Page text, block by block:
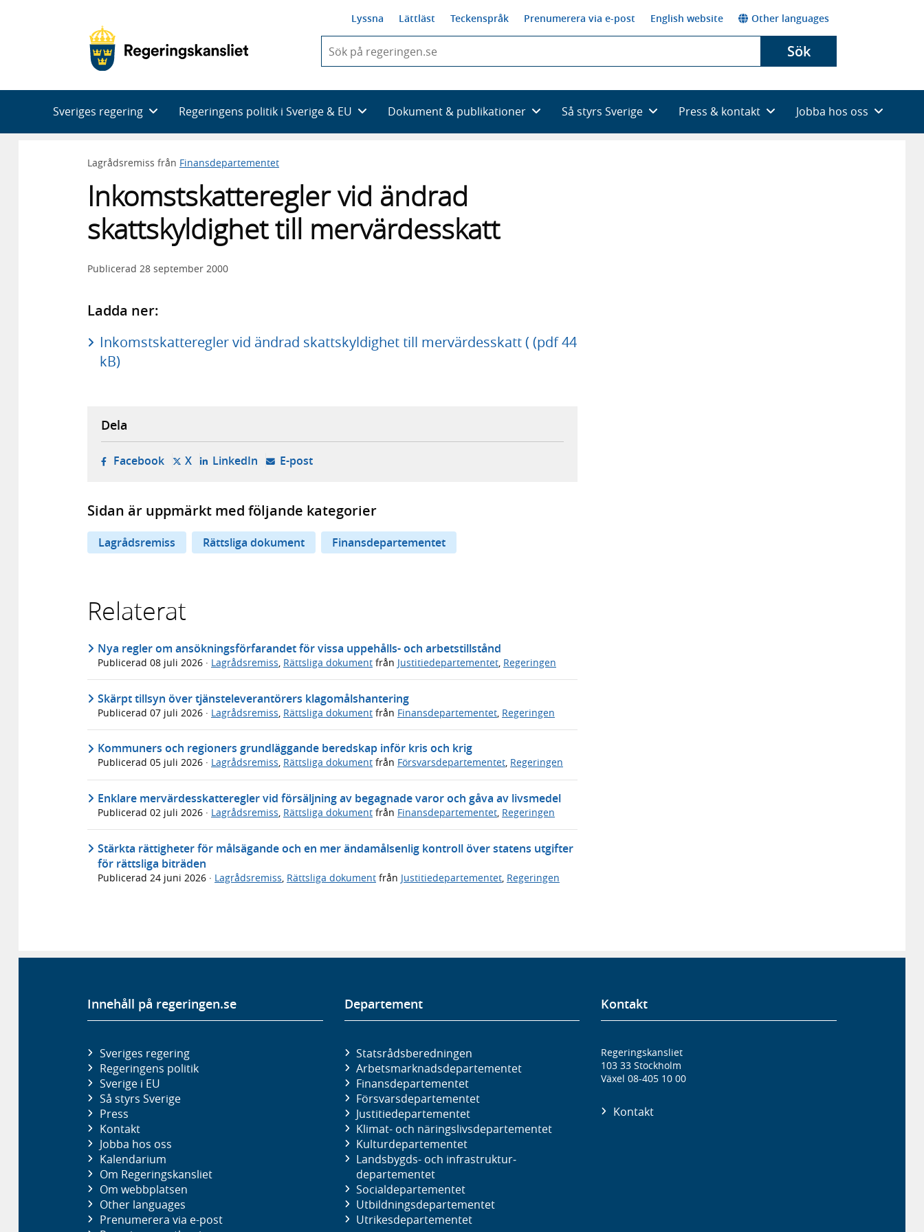
Lyssna Lättläst Teckenspråk Prenumerera via e-post English website Other languages
du
skriva
framträder
en
Sök
Sveriges regering Regeringens politik i Sverige & EU Dokument & publikationer Så styrs Sverige Press & kontakt Jobba hos oss
Lagrådsremiss från Finansdepartementet
Inkomstskatteregler vid ändrad
skattskyldighet till mervärdesskatt
Publicerad 28 september 2000
Ladda ner:
Inkomstskatteregler vid ändrad skattskyldighet till mervärdesskatt ( (pdf 44
kB)
Dela
Facebook- öppnas i ny flik, extern webbplats,
X- öppnas i ny flik, extern webbplats,
LinkedIn- öppnas i ny flik, extern webbplats,
E-post- öppnar din e-postklient,
Sidan är uppmärkt med följande kategorier
Lagrådsremiss Rättsliga dokument Finansdepartementet
Relaterat
Nya regler om ansökningsförfarandet för vissa uppehålls- och arbetstillstånd
Publicerad 08 juli 2026 · Lagrådsremiss, Rättsliga dokument från Justitiedepartementet, Regeringen
Skärpt tillsyn över tjänsteleverantörers klagomålshantering
Publicerad 07 juli 2026 · Lagrådsremiss Rättsliga dokument från Finansdepartementet Regeringen
Kommuners och regioners grundläggande beredskap inför kris och krig
Publicerad 05 juli 2026 · Lagrådsremiss, Rättsliga dokument från Försvarsdepartementet, Regeringen
Enklare mervärdesskatteregler vid försäljning av begagnade varor och gåva av livsmedel
Publicerad 02 juli 2026 · Lagrådsremiss, Rättsliga dokument från Finansdepartementet, Regeringen
Stärkta rättigheter för målsägande och en mer ändamålsenlig kontroll över statens utgifter
för rättsliga biträden
Publicerad 24 juni 2026 · Lagrådsremiss Rättsliga dokument från Justitiedepartementet Regeringen
Innehåll på regeringen.se
Sveriges regering
Regeringens politik
Sverige i EU
Så styrs Sverige
Press
Kontakt
Jobba hos oss
Kalendarium
Om Regeringskansliet
Om webbplatsen
Other languages
Prenumerera via e-post
Departement
Statsrådsberedningen
Arbetsmarknads­departementet
Finans­departementet
Försvars­departementet
Justitie­departementet
Klimat- och näringslivs­departementet
Kultur­departementet
Landsbygds- och infrastruktur­
departementet
Social­departementet
Utbildnings­departementet
Utrikes­departementet
Kontakt
Regeringskansliet
103 33 Stockholm
Växel 08-405 10 00
Kontakt